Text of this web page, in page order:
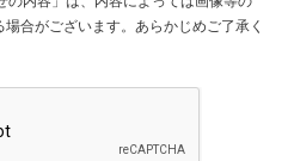
合がございます。あらかじめご了承く